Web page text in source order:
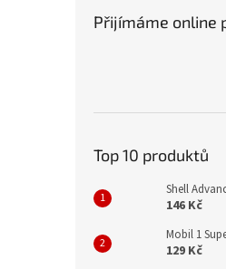
Přijímáme online
Top 10 produktů
Shell
146 Kč
Mobil 1
129 Kč